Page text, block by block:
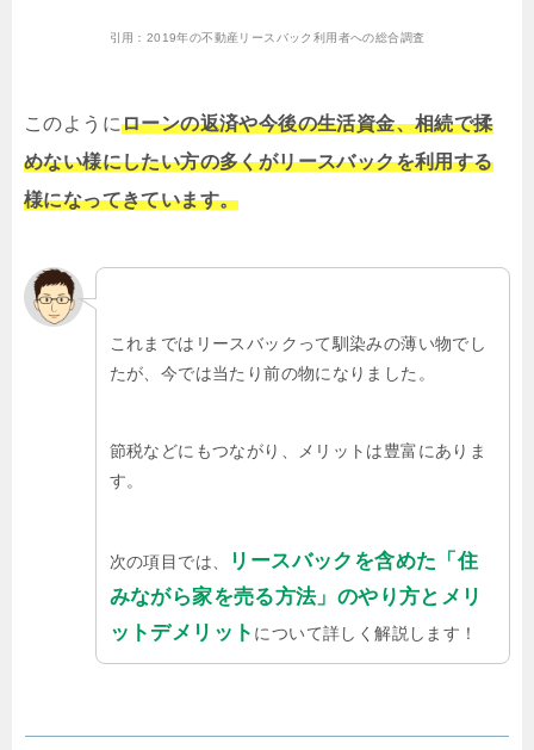
引用： 2019年の不動産リースバック利用者への総合調査
このようにローンの返済や今後の生活資金、相続で揉
めない様にしたい方の多くがリースバックを利用する
様になってきています。
これまではリースバックって馴染みの薄い物でし
たが、今では当たり前の物になりました。
節税などにもつながり、メリットは豊富にありま
す。
次の項目では、
リースバックを含めた「住
みながら家を売る方法」のやり方とメリ
ットデメリット について詳しく解説します！